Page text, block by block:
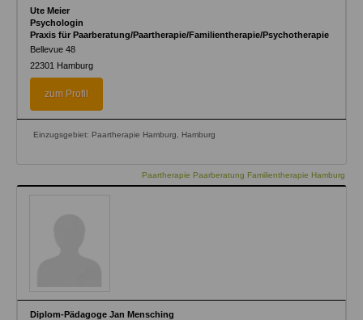
Ute Meier
Psychologin
Praxis für Paarberatung/Paartherapie/Familientherapie/Psychotherapie
Bellevue 48
22301 Hamburg
zum Profil
Einzugsgebiet: Paartherapie Hamburg, Hamburg
Paartherapie Paarberatung Familientherapie Hamburg
Diplom-Pädagoge Jan Mensching